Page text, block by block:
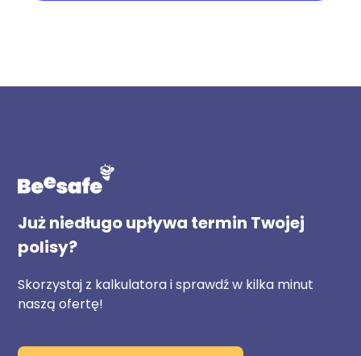
Już niedługo upływa termin Twojej
polisy?
Skorzystaj z kalkulatora i sprawdź w kilka minut
naszą ofertę!